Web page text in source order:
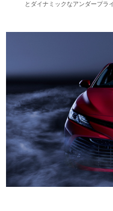
とダイナミックなアンダープラ